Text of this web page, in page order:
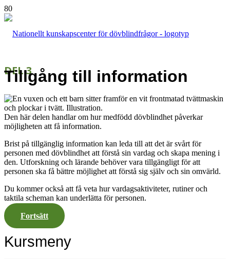
DEL 3
Tillgång till information
Den här delen handlar om hur medfödd dövblindhet påverkar
möjligheten att få information.
Brist på tillgänglig information kan leda till att det är svårt för
personen med dövblindhet att förstå sin vardag och skapa mening i
den. Utforskning och lärande behöver vara tillgängligt för att
personen ska få bättre möjlighet att förstå sig själv och sin omvärld.
Du kommer också att få veta hur vardagsaktiviteter, rutiner och
taktila scheman kan underlätta för personen.
Fortsätt
Kursmeny